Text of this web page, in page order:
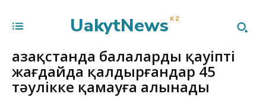
UakytNews KZ
Қазақстанда балаларды қауіпті
жағдайда қалдырғандар 45
тәулікке қамауға алынады